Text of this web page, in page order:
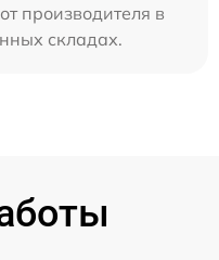
производителя в
складах.